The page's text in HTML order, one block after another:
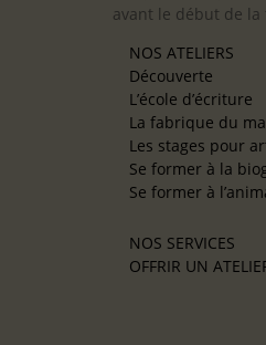
avant le début de la
NOS ATELIERS
Découverte
L’école d’écriture
La fabrique du
Les stages pour
Se former à la
Se former à
NOS SERVICES
OFFRIR UN